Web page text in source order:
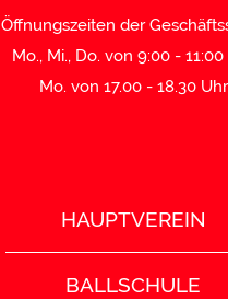
Öffnungszeiten der
Mo., Mi., Do. von 9:00 -
Mo. von 17.00 - 18.30 Uhr
HAUPTVEREIN
BALLSCHULE